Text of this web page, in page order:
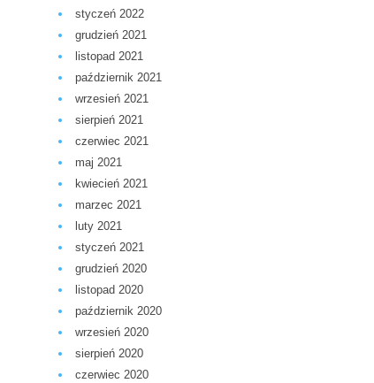
styczeń 2022
grudzień 2021
listopad 2021
październik 2021
wrzesień 2021
sierpień 2021
czerwiec 2021
maj 2021
kwiecień 2021
marzec 2021
luty 2021
styczeń 2021
grudzień 2020
listopad 2020
październik 2020
wrzesień 2020
sierpień 2020
czerwiec 2020